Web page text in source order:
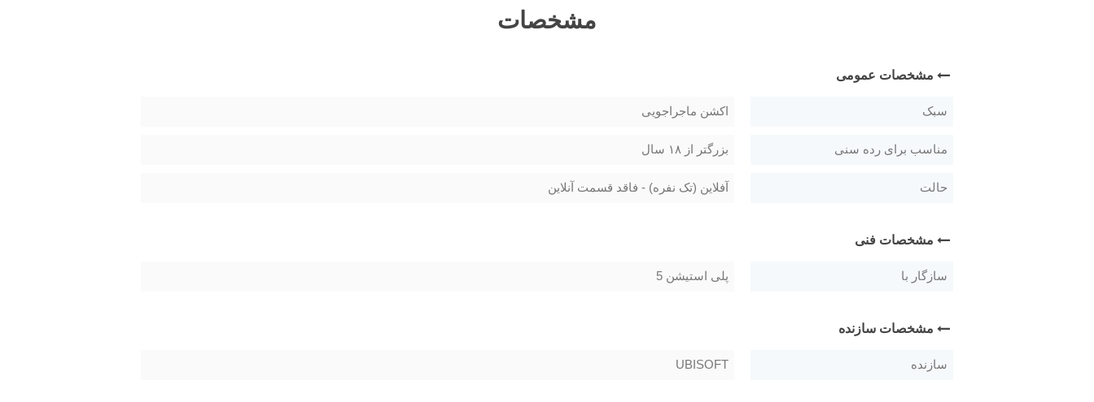
مشخصات
مشخصات عمومی
سبک اکشن ماجراجویی
مناسب برای رده سنی بزرگتر از ۱۸ سال
حالت آفلاین (تک نفره) - فاقد قسمت آنلاین
مشخصات فنی
سازگار با پلی استیشن 5
مشخصات سازنده
سازنده UBISOFT